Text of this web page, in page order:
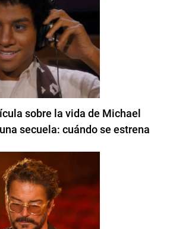
sobre la vida de Michael
secuela: cuándo se estrena